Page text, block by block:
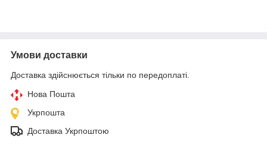
Умови доставки
Доставка здійснюється тільки по передоплаті.
Нова Пошта
Укрпошта
Доставка Укрпоштою